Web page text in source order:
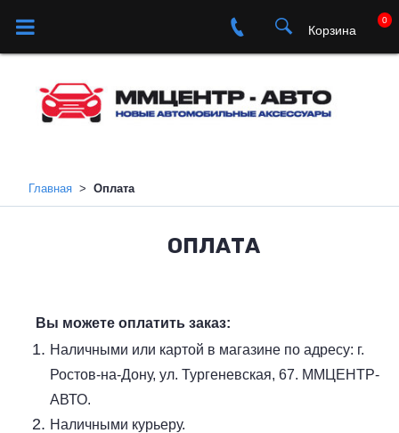
Корзина
0
Главная Оплата
ОПЛАТА
Вы можете оплатить заказ:
Наличными или картой в магазине по адресу: г.
Ростов-на-Дону, ул. Тургеневская, 67. ММЦЕНТР-
АВТО.
Наличными курьеру.